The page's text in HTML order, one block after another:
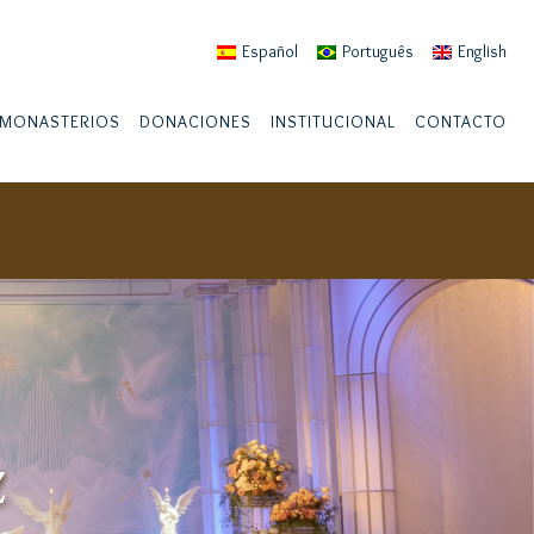
MONASTERIOS DONACIONES INSTITUCIONAL CONTACTO
Español Português English